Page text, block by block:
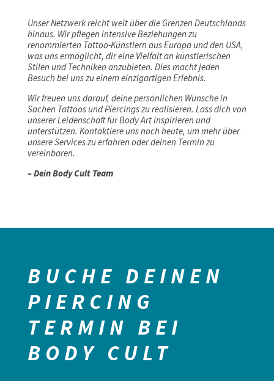
Unser Netzwerk reicht weit über die Grenzen Deutschlands
hinaus. Wir pflegen intensive Beziehungen zu
renommierten Tattoo-Künstlern aus Europa und den USA,
was uns ermöglicht, dir eine Vielfalt an künstlerischen
Stilen und Techniken anzubieten. Dies macht jeden
Besuch bei uns zu einem einzigartigen Erlebnis.
Wir freuen uns darauf, deine persönlichen Wünsche in
Sachen Tattoos und Piercings zu realisieren. Lass dich von
unserer Leidenschaft für Body Art inspirieren und
unterstützen. Kontaktiere uns noch heute, um mehr über
unsere Services zu erfahren oder deinen Termin zu
vereinbaren.
– Dein Body Cult Team
BUCHE DEINEN
PIERCING
TERMIN BEI
BODY CULT